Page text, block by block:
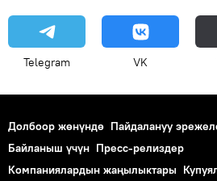
Telegram VK
Долбоор жөнүндө Пайдалануу
Байланыш үчүн Пресс-релиздер
Компаниялардын жаңылыктары